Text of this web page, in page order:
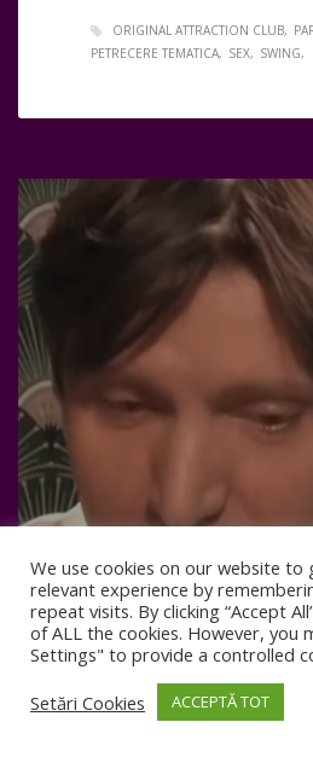
ORIGINAL ATTRACTION CLUB
PETRECERE TEMATICA
SEX SWING
Attraction Club
We use cookies on our website to
relevant experience by
repeat visits. By clicking “Accept
of ALL the cookies. However, you
Settings" to provide a controlled
Setări Cookies
ACCEPTĂ TOT